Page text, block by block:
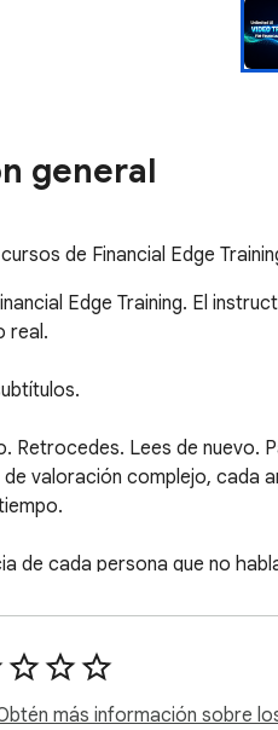
general
de Financial Edge
Edge Training. El
real.
Retrocedes. Lees de nuevo.
valoración complejo, cada
de cada persona que no
de finanzas. Más de 40
a analistas en los 4
opción de traducción. Sin
más información sobre